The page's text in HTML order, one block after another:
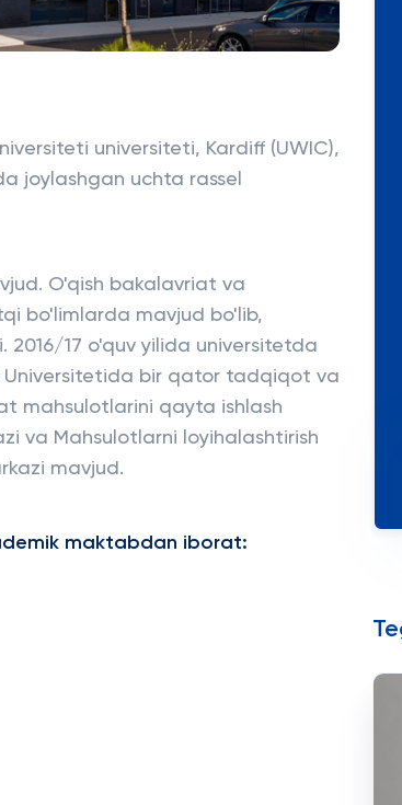
universiteti, Kardiff (UWIC),
joylashgan uchta rassel
O'qish bakalavriat va
bo'limlarda mavjud bo'lib,
17 o'quv yilida universitetda
Universitetida bir qator tadqiqot va
mahsulotlarini qayta ishlash
va Mahsulotlarni loyihalashtirish
mavjud.
maktabdan iborat: